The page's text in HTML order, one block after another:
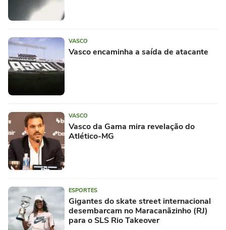
VASCO
Vasco encaminha a saída de atacante
VASCO
Vasco da Gama mira revelação do
Atlético-MG
ESPORTES
Gigantes do skate street internacional
desembarcam no Maracanãzinho (RJ)
para o SLS Rio Takeover